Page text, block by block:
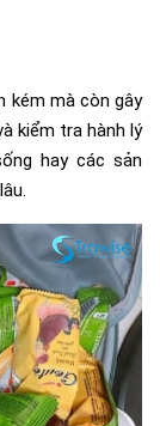
kém mà còn gây
kiểm tra hành lý
hay các sản